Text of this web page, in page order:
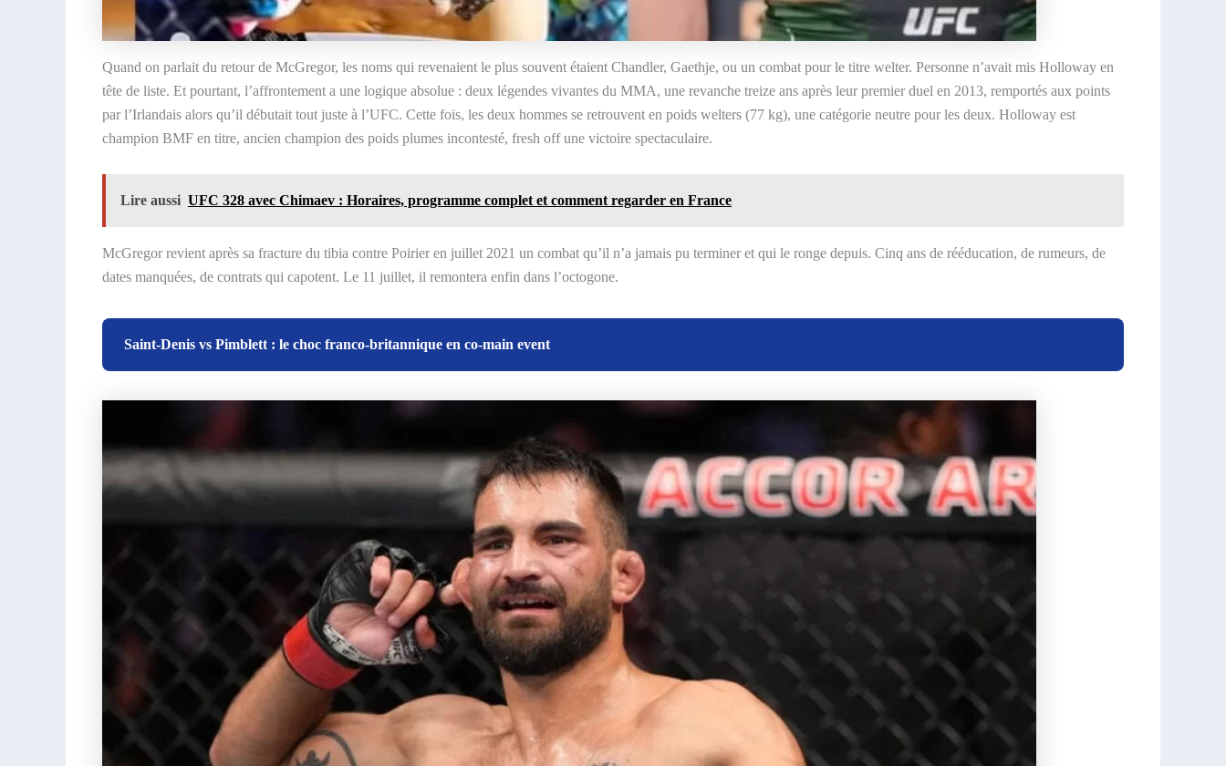
Quand on parlait du retour de McGregor, les noms qui revenaient le plus souvent étaient Chandler, Gaethje, ou un combat pour le titre welter. Personne n’avait mis Holloway en
tête de liste. Et pourtant, l’affrontement a une logique absolue : deux légendes vivantes du MMA, une revanche treize ans après leur premier duel en 2013, remportés aux points
par l’Irlandais alors qu’il débutait tout juste à l’UFC. Cette fois, les deux hommes se retrouvent en poids welters (77 kg), une catégorie neutre pour les deux. Holloway est
champion BMF en titre, ancien champion des poids plumes incontesté, fresh off une victoire spectaculaire.
Lire aussi UFC 328 avec Chimaev : Horaires, programme complet et comment regarder en France
McGregor revient après sa fracture du tibia contre Poirier en juillet 2021 un combat qu’il n’a jamais pu terminer et qui le ronge depuis. Cinq ans de rééducation, de rumeurs, de
dates manquées, de contrats qui capotent. Le 11 juillet, il remontera enfin dans l’octogone.
Saint-Denis vs Pimblett : le choc franco-britannique en co-main event